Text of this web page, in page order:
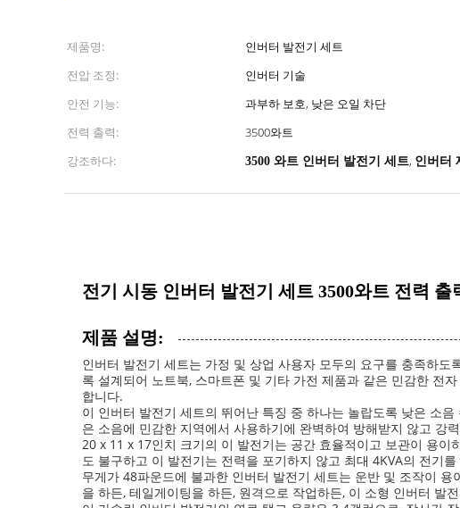
제품명: 인버터 발전기 세트
전압 조정:
인버터 기술
안전 기능:
과부하 보호, 낮은 오일 차단
전력 출력:
3500와트
강조하다:
3500 와트 인버터 발전기 세트, 인버터
전기 시동 인버터 발전기 세트 3500와트 전력
제품 설명:
인버터 발전기 세트는 가정 및 상업 사용자 모두의 요구를 충족하
록 설계되어 노트북, 스마트폰 및 기타 가전 제품과 같은 민감한 전
합니다.
이 인버터 발전기 세트의 뛰어난 특징 중 하나는 놀랍도록 낮은 소
은 소음에 민감한 지역에서 사용하기에 완벽하여 방해받지 않고 강
20 x 11 x 17인치 크기의 이 발전기는 공간 효율적이고 보관이 용
도 불구하고 이 발전기는 전력을 포기하지 않고 최대 4KVA의 전기
무게가 48파운드에 불과한 인버터 발전기 세트는 운반 및 조작이
을 하든, 테일게이팅을 하든, 원격으로 작업하든, 이 소형 인버터 발